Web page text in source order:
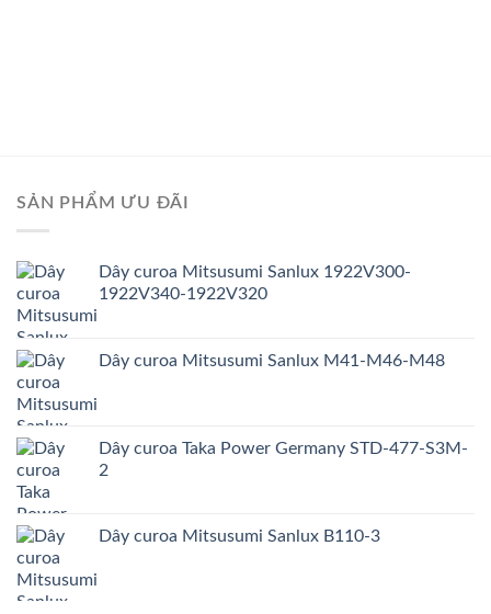
SẢN PHẨM ƯU ĐÃI
Dây curoa Mitsusumi Sanlux 1922V300-
1922V340-1922V320
Dây curoa Mitsusumi Sanlux M41-M46-M48
Dây curoa Taka Power Germany STD-477-S3M-
2
Dây curoa Mitsusumi Sanlux B110-3